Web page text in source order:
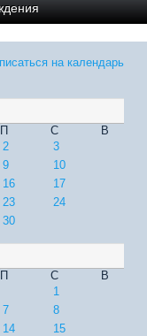
П С
В
2
3
9
10
16
17
23
24
30
П С
В
1
7
8
14
15